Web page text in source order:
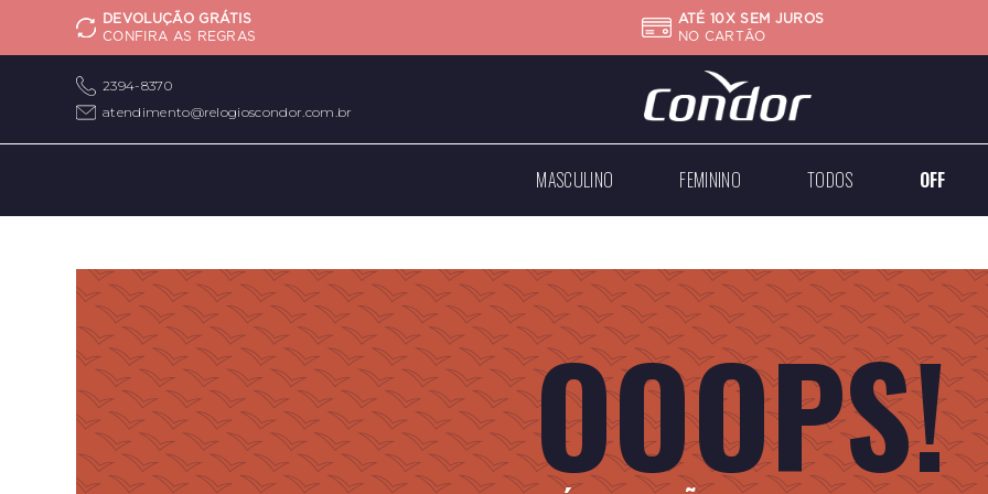
DEVOLUÇÃO GRÁTIS
CONFIRA AS REGRAS
ATÉ 10X SEM JUROS
NO CARTÃO
2394-8370
atendimento@relogioscondor.com.br
MASCULINO
Case
Médios
Dourados
Prateados
Todos
FEMININO
Médios
Grandes
Dourados
Prateados
Todos
TODOS OFF
OOOPS!